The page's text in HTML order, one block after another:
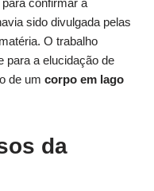
confirmar a
sido divulgada pelas
O trabalho
para a elucidação de
de um corpo em lago
da